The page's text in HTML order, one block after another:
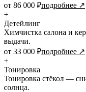
от 86 000 ₽подробнее ↗
+
Детейлинг
Химчистка салона и
выдачи.
от 33 000 ₽подробнее ↗
+
Тонировка
Тонировка стёкол —
солнца.